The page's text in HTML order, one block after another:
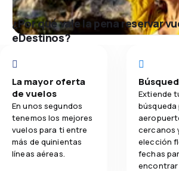
¿Por qué vale la pena reservar
eDestinos?
La mayor oferta
de vuelos
En unos segundos
tenemos los mejores
vuelos para ti entre
más de quinientas
líneas aéreas.
Extiende
búsqueda
cercanos
elección
fechas
encontrar